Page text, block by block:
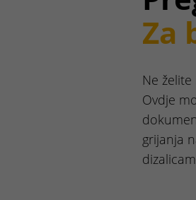
Za
Ne
Ovdje
grijanja